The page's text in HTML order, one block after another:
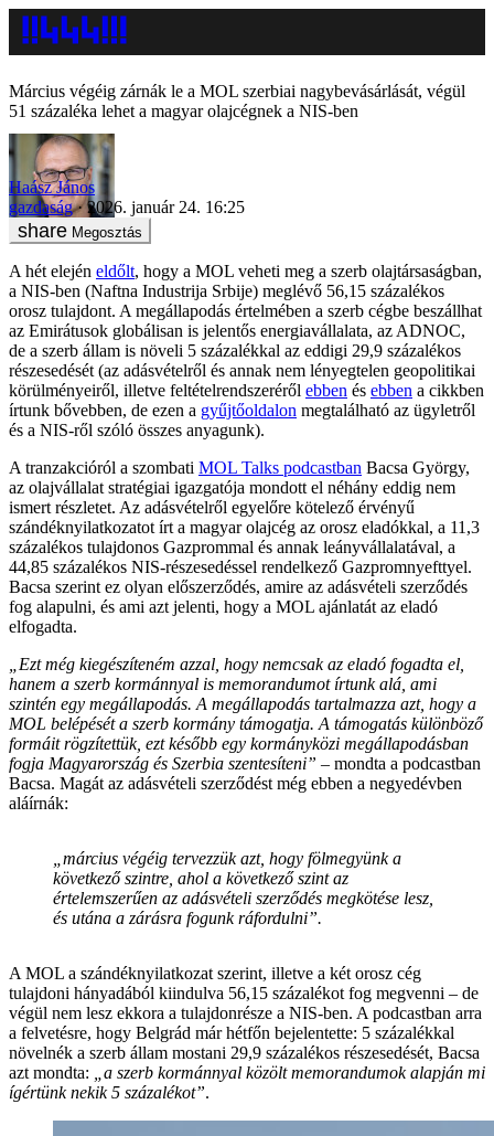
Március végéig zárnák le a MOL szerbiai nagybevásárlását, végül
51 százaléka lehet a magyar olajcégnek a NIS-ben
Haász János
gazdaság
2026. január 24. 16:25
Megosztás
A hét elején eldőlt, hogy a MOL veheti meg a szerb olajtársaságban,
a NIS-ben (Naftna Industrija Srbije) meglévő 56,15 százalékos
orosz tulajdont. A megállapodás értelmében a szerb cégbe beszállhat
az Emirátusok globálisan is jelentős energiavállalata, az ADNOC,
de a szerb állam is növeli 5 százalékkal az eddigi 29,9 százalékos
részesedését (az adásvételről és annak nem lényegtelen geopolitikai
körülményeiről, illetve feltételrendszeréről ebben és ebben a cikkben
írtunk bővebben, de ezen a gyűjtőoldalon megtalálható az ügyletről
és a NIS-ről szóló összes anyagunk).
A tranzakcióról a szombati MOL Talks podcastban Bacsa György,
az olajvállalat stratégiai igazgatója mondott el néhány eddig nem
ismert részletet. Az adásvételről egyelőre kötelező érvényű
szándéknyilatkozatot írt a magyar olajcég az orosz eladókkal, a 11,3
százalékos tulajdonos Gazprommal és annak leányvállalatával, a
44,85 százalékos NIS-részesedéssel rendelkező Gazpromnyefttyel.
Bacsa szerint ez olyan előszerződés, amire az adásvételi szerződés
fog alapulni, és ami azt jelenti, hogy a MOL ajánlatát az eladó
elfogadta.
„Ezt még kiegészíteném azzal, hogy nemcsak az eladó fogadta el,
hanem a szerb kormánnyal is memorandumot írtunk alá, ami
szintén egy megállapodás. A megállapodás tartalmazza azt, hogy a
MOL belépését a szerb kormány támogatja. A támogatás különböző
formáit rögzítettük, ezt később egy kormányközi megállapodásban
fogja Magyarország és Szerbia szentesíteni” – mondta a podcastban
Bacsa. Magát az adásvételi szerződést még ebben a negyedévben
aláírnák:
„március végéig tervezzük azt, hogy fölmegyünk a
következő szintre, ahol a következő szint az
értelemszerűen az adásvételi szerződés megkötése lesz,
és utána a zárásra fogunk ráfordulni”.
A MOL a szándéknyilatkozat szerint, illetve a két orosz cég
tulajdoni hányadából kiindulva 56,15 százalékot fog megvenni – de
végül nem lesz ekkora a tulajdonrésze a NIS-ben. A podcastban arra
a felvetésre, hogy Belgrád már hétfőn bejelentette: 5 százalékkal
növelnék a szerb állam mostani 29,9 százalékos részesedését, Bacsa
azt mondta:
„a szerb kormánnyal közölt memorandumok alapján mi
ígértünk nekik 5 százalékot”.